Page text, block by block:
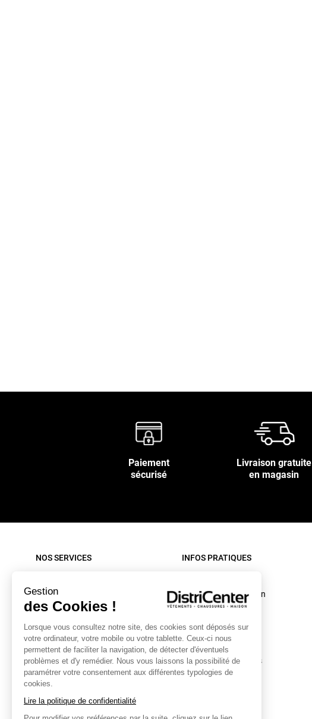
Gestion
des Cookies !
Lorsque vous consultez notre site, des cookies sont déposés sur
votre ordinateur, votre mobile ou votre tablette. Ceux-ci nous
permettent de faciliter la navigation, de détecter d'éventuels
problèmes et d'y remédier. Nous vous laissons la possibilité de
paramétrer votre consentement aux différentes typologies de
cookies.
Lire la politique de confidentialité
Paiement
sécurisé
Livraison gratuite
en magasin
NOS SERVICES
Nos livraisons
Retour sous 30 jours
Contactez-nous
Mon compte
Collecte textiles et chaussures
INFOS PRATIQUES
Conditions d'utilisation
C.G.V. site internet
C.G.V. Magasin
Mentions légales
Données personnelles
Caractéristiques